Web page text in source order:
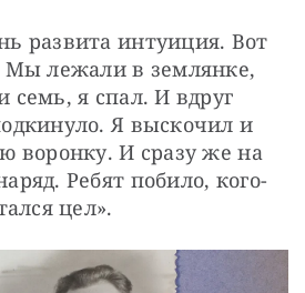
развита интуиция. Вот
Мы лежали в землянке,
семь, я спал. И вдруг
Я выскочил и
воронку. И сразу же на
Ребят побило, кого-
цел».